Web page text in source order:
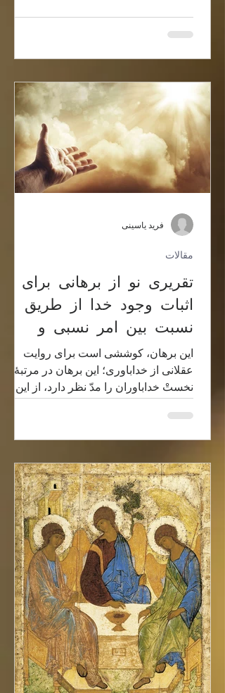
تقریری نو از برهانی برای
اثبات وجود خدا از طریق
نسبت بین امر نسبی و
مطلق
این برهان، کوششی است برای روايت
عقلانی از خداباوری؛ این برهان در مرتبۀ
نخستْ خداباوران را مدّ نظر دارد، از این
مقالات
فرید یاسینی